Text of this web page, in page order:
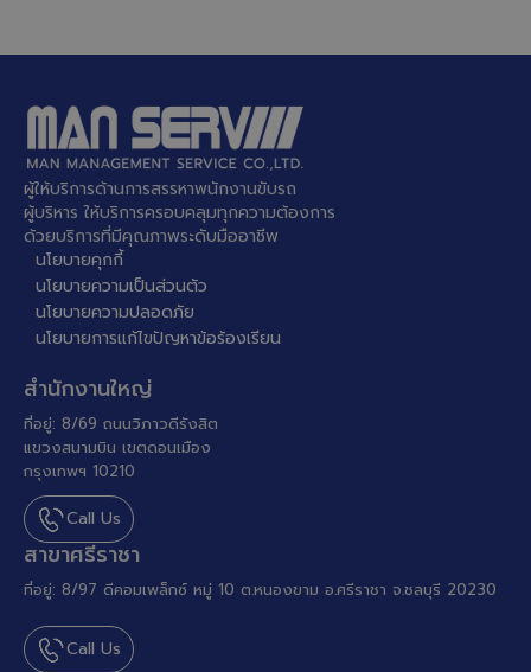
ผู้ให้บริการด้านการสรรหาพนักงานขับรถ
ผู้บริหาร ให้บริการครอบคลุมทุกความต้องการ
ด้วยบริการที่มีคุณภาพระดับมืออาชีพ
นโยบายคุกกี้
นโยบายความเป็นส่วนตัว
นโยบายความปลอดภัย
นโยบายการแก้ไขปัญหาข้อร้องเรียน
สำนักงานใหญ่
ที่อยู่: 8/69 ถนนวิภาวดีรังสิต
แขวงสนามบิน เขตดอนเมือง
กรุงเทพฯ 10210
Call Us
สาขาศรีราชา
ที่อยู่: 8/97 ดีคอมเพล็กซ์ หมู่ 10 ต.หนองขาม อ.ศรีราชา จ.ชลบุรี 20230
Call Us